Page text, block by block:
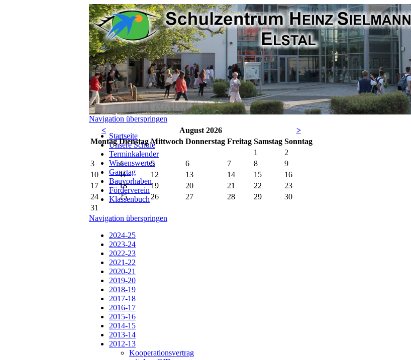
Navigation überspringen
Startseite
Unsere Schule
Terminkalender
Wissenswertes
Ganztag
Bauvorhaben
Förderverein
Klassenbuch
< August 2026
>
Montag Dienstag Mittwoch Donnerstag Freitag Samstag Sonntag
1
2
3
4 5 6 7 8
9
10
11 12 13 14 15
16
17
18 19 20 21 22
23
24
25 26 27 28 29
30
31
Navigation überspringen
2024-25
2023-24
2022-23
2021-22
2020-21
2019-20
2018-19
2017-18
2016-17
2015-16
2014-15
2013-14
2012-13
Kooperationsvertrag